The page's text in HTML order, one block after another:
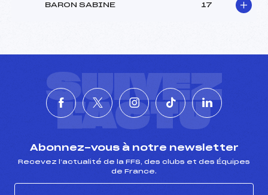
BARON SABINE 17
SUIVEZ
L'ACTU
Abonnez-vous à notre newsletter
Recevez l’actualité de la FFS, des clubs et des Équipes
de France.